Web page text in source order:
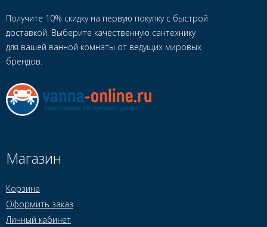
Получите 10% скидку на первую покупку с быстрой
доставкой. Выберите качественную сантехнику
для вашей ванной комнаты от ведущих мировых
брендов.
Магазин
Корзина
Оформить заказ
Личный кабинет